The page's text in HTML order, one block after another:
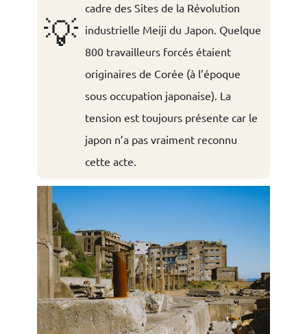
💡
cadre des Sites de la Révolution
industrielle Meiji du Japon. Quelque
800 travailleurs forcés étaient
originaires de Corée (à l’époque
sous occupation japonaise). La
tension est toujours présente car le
japon n’a pas vraiment reconnu
cette acte.